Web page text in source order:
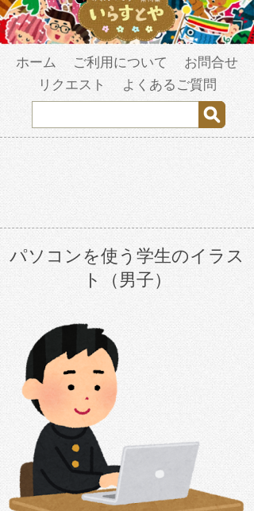
ホーム ご利用について
お問合せ
リクエスト
よくあるご質問
パソコンを使う学生のイラス
ト（男子）